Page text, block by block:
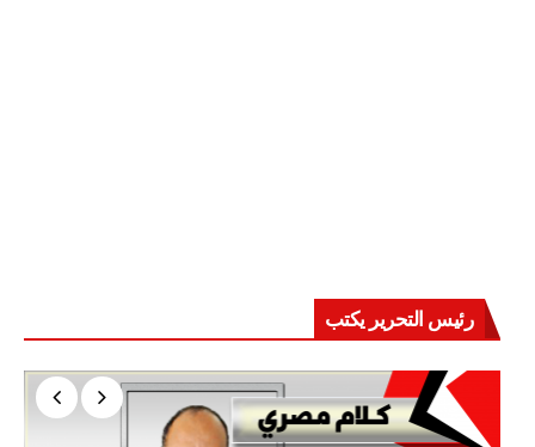
رئيس التحرير يكتب